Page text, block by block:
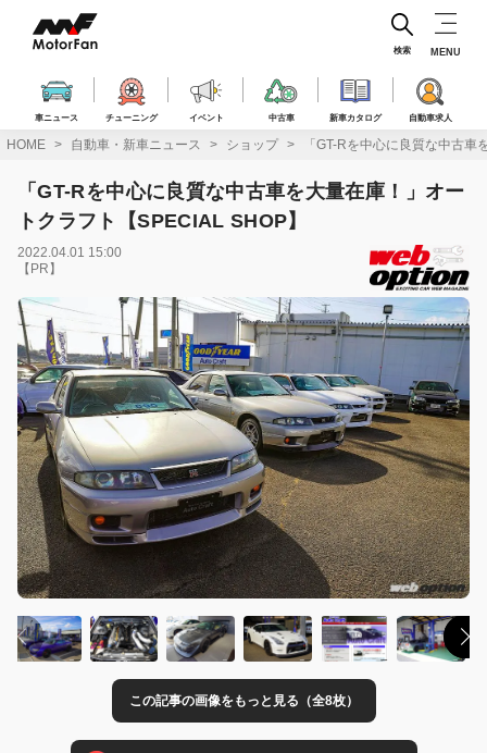
ス
車ニュース チューニング イベント 中古車 新車カタログ 自動車求人
検索 MENU
HOME 自動車・新車ニュース ショップ 「GT-Rを中心に良質な中古
「GT-Rを中心に良質な中古車を大量在庫！」オー
トクラフト【SPECIAL SHOP】
2022.04.01 15:00
【PR】
この記事の画像をもっと見る（全8枚）